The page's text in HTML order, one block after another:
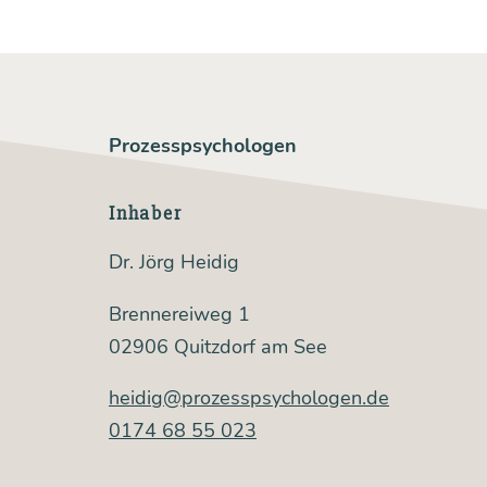
Prozesspsychologen
Inhaber
Dr. Jörg Heidig
Brennereiweg 1
02906 Quitzdorf am See
heidig@prozesspsychologen.de
0174 68 55 023